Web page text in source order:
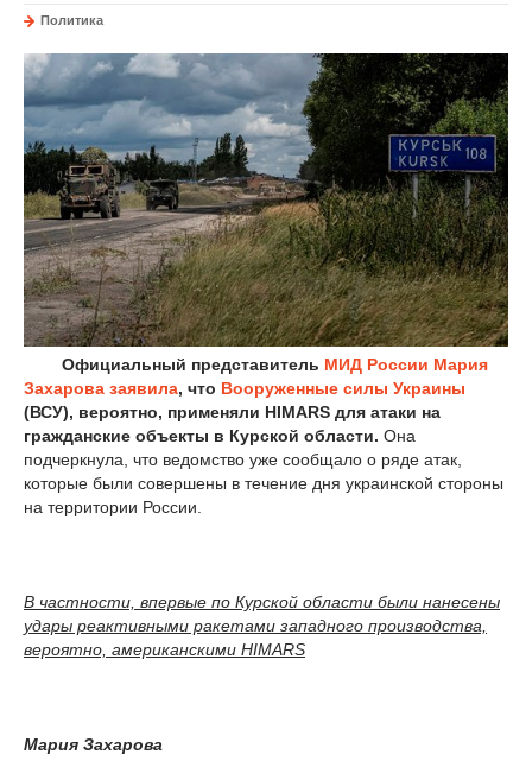
Политика
Официальный представитель МИД России Мария
Захарова заявила, что Вооруженные силы Украины
(ВСУ), вероятно, применяли НIMARS для атаки на
гражданские объекты в Курской области. Она
подчеркнула, что ведомство уже сообщало о ряде атак,
которые были совершены в течение дня украинской стороны
на территории России.
В частности, впервые по Курской области были нанесены
удары реактивными ракетами западного производства,
вероятно, американскими НIMARS
Мария Захарова